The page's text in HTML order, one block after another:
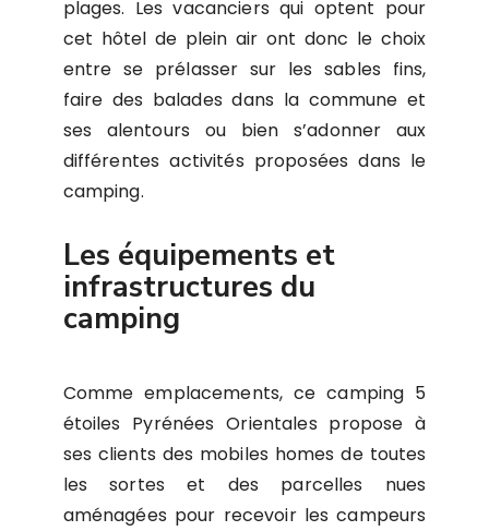
plages. Les vacanciers qui optent pour
cet hôtel de plein air ont donc le choix
entre se prélasser sur les sables fins,
faire des balades dans la commune et
ses alentours ou bien s’adonner aux
différentes activités proposées dans le
camping.
Les équipements et
infrastructures du
camping
Comme emplacements, ce camping 5
étoiles Pyrénées Orientales propose à
ses clients des mobiles homes de toutes
les sortes et des parcelles nues
aménagées pour recevoir les campeurs